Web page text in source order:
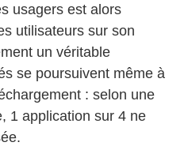
usagers est alors
utilisateurs sur son
un véritable
se poursuivent même à
: selon une
1 application sur 4 ne